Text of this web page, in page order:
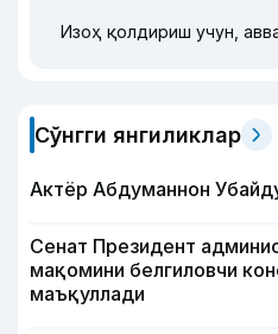
Изоҳ қолдириш учун,
Сўнгги янгиликлар
Актёр Абду­маннон
Сенат Президент
мақомини белгиловчи
маъқуллади